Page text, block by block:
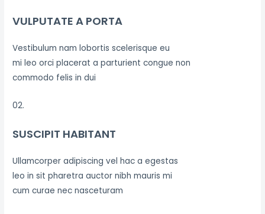
VULPUTATE A PORTA
Vestibulum nam lobortis scelerisque eu
mi leo orci placerat a parturient congue non
commodo felis in dui
02.
SUSCIPIT HABITANT
Ullamcorper adipiscing vel hac a egestas
leo in sit pharetra auctor nibh mauris mi
cum curae nec nasceturam